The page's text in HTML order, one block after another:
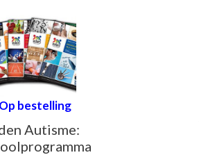
Op bestelling
Autisme: